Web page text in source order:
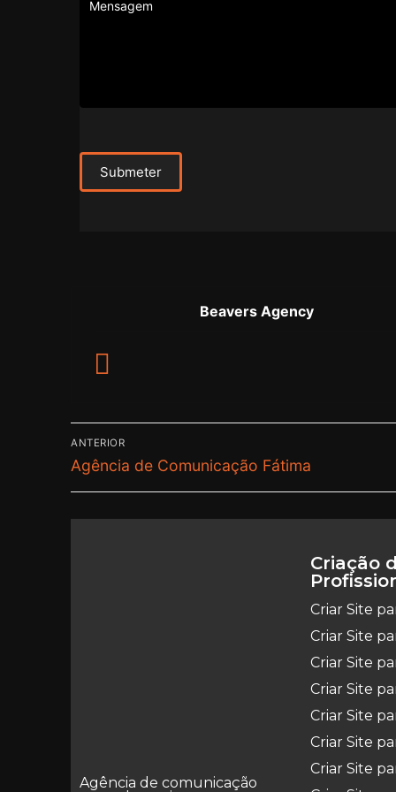
Submeter
Beavers Agency
ANTERIOR
Agência de Comunicação Fátima
Agência de comunicação
Criação
Criar Site
Criar Site
Criar Site
Criar Site
Criar Site
Criar Site
Criar Site